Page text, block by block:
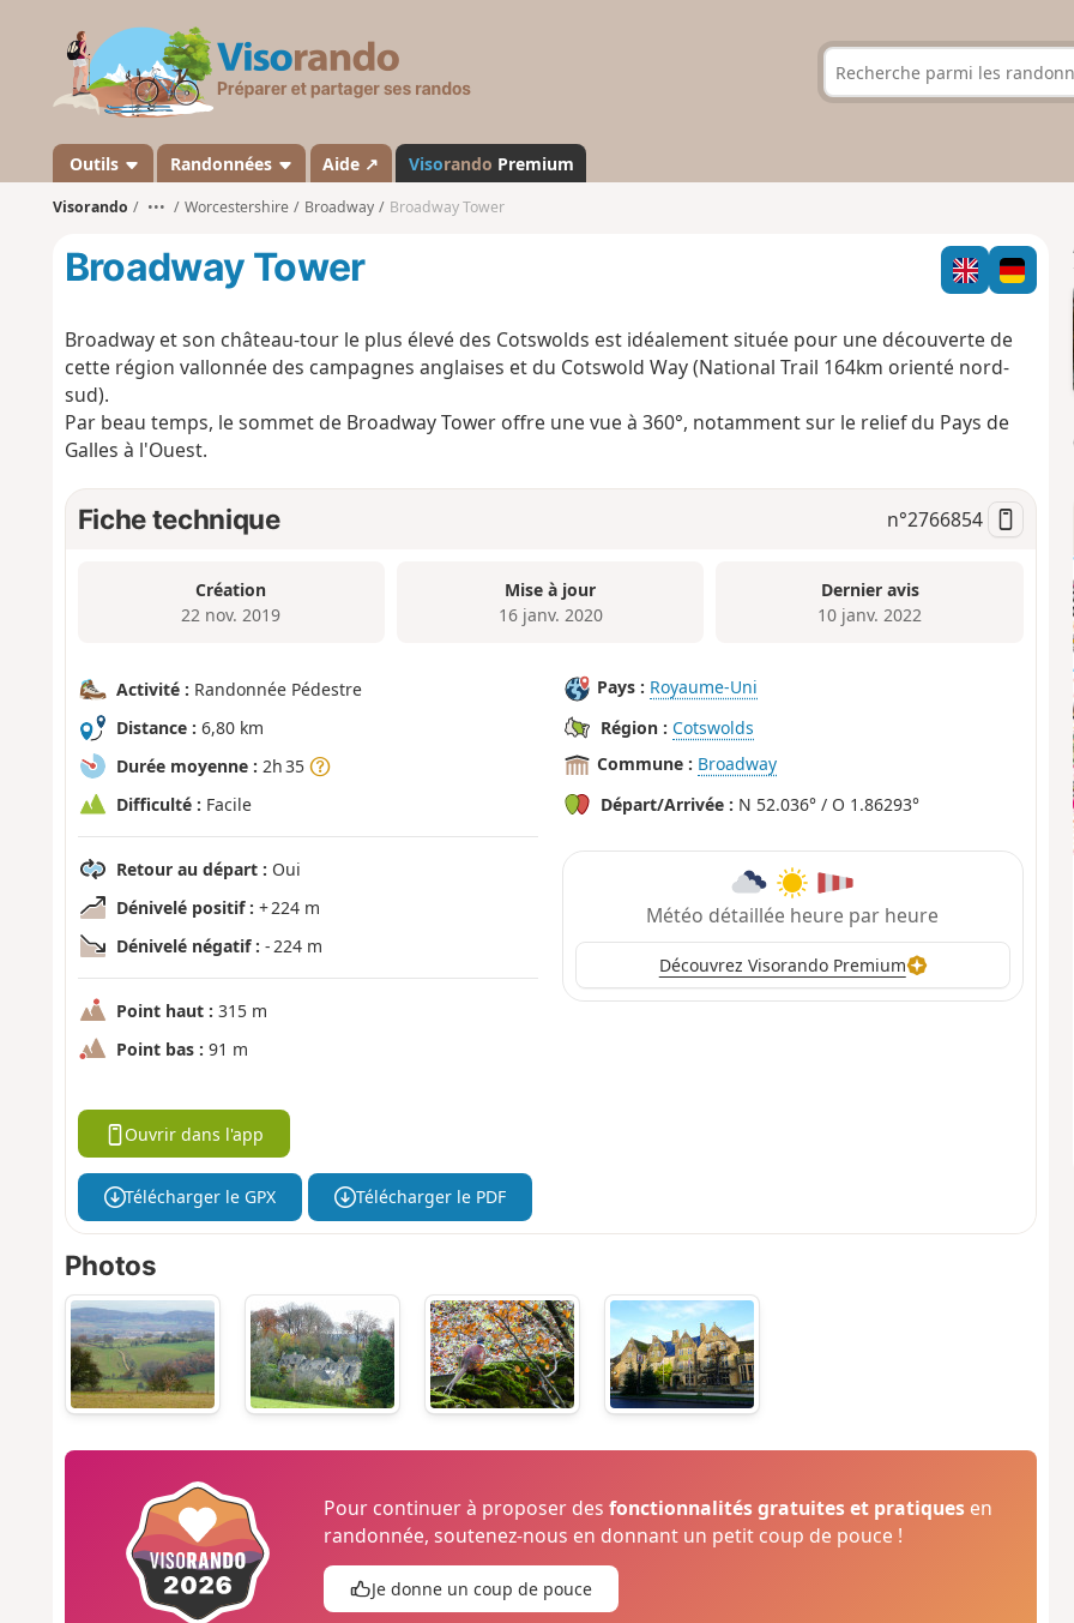
s
a
n
d
Outils Randonnées Aide ↗ Visorando Premium
Visorando ••• Worcestershire Broadway Broadway Tower
Broadway Tower
Broadway et son château-tour le plus élevé des Cotswolds est idéalement située pour une découverte de
cette région vallonnée des campagnes anglaises et du Cotswold Way (National Trail 164km orienté nord-
sud).
Par beau temps, le sommet de Broadway Tower offre une vue à 360°, notamment sur le relief du Pays de
Galles à l'Ouest.
Fiche technique n°2766854
Création
22 nov. 2019
Mise à jour
16 janv. 2020
Dernier avis
10 janv. 2022
Activité : Randonnée Pédestre
Distance : 6,80 km
Durée moyenne : 2h 35
Difficulté : Facile
Retour au départ : Oui
Dénivelé positif : + 224 m
Dénivelé négatif : - 224 m
Point haut : 315 m
Point bas : 91 m
Pays : Royaume-Uni
Région : Cotswolds
Commune : Broadway
Départ/Arrivée : N 52.036° / O 1.86293°
Météo détaillée heure par heure
Découvrez Visorando Premium
Ouvrir dans l'app
Télécharger le GPX Télécharger le PDF
Photos
Pour continuer à proposer desfonctionnalités gratuites et pratiques en
randonnée, soutenez-nous en donnant un petit coup de pouce !
Je donne un coup de pouce